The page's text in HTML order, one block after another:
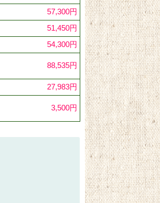
57,300円
51,450円
54,300円
88,535円
27,983円
3,500円